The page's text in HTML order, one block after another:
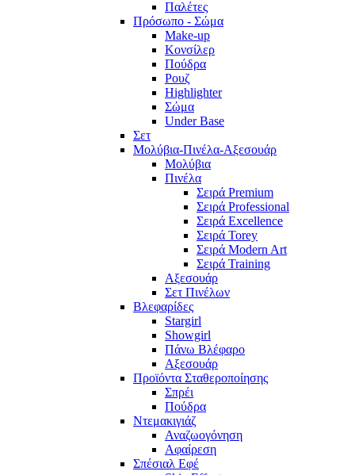
Παλέτες
Πρόσωπο - Σώμα
Make-up
Κονσίλερ
Πούδρα
Ρουζ
Highlighter
Σώμα
Under Base
Σετ
Μολύβια-Πινέλα-Αξεσουάρ
Μολύβια
Πινέλα
Σειρά Premium
Σειρά Professional
Σειρά Excellence
Σειρά Torey
Σειρά Modern Art
Σειρά Training
Αξεσουάρ
Σετ Πινέλων
Βλεφαρίδες
Stargirl
Showgirl
Πάνω Βλέφαρο
Αξεσουάρ
Προϊόντα Σταθεροποίησης
Σπρέι
Πούδρα
Ντεμακιγιάζ
Αναζωογόνηση
Αφαίρεση
Σπέσιαλ Εφέ